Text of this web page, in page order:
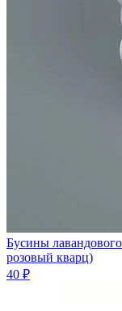
Бусины
розовый кварц)
40 ₽